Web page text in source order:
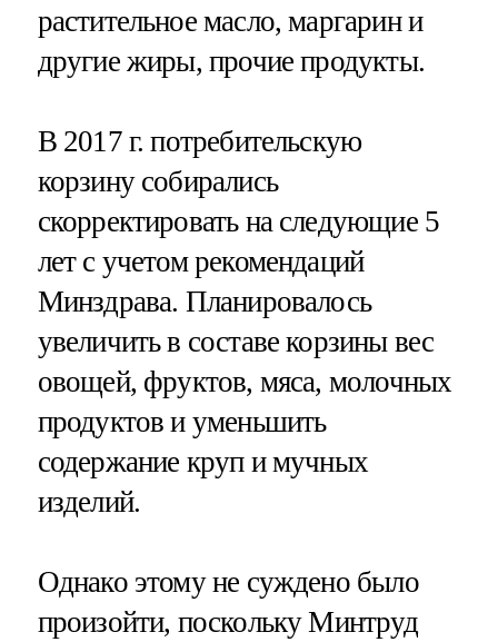
растительное масло, маргарин и
другие жиры, прочие продукты.
В 2017 г. потребительскую
корзину собирались
скорректировать на следующие 5
лет с учетом рекомендаций
Минздрава. Планировалось
увеличить в составе корзины вес
овощей, фруктов, мяса, молочных
продуктов и уменьшить
содержание круп и мучных
изделий.
Однако этому не суждено было
произойти, поскольку Минтруд